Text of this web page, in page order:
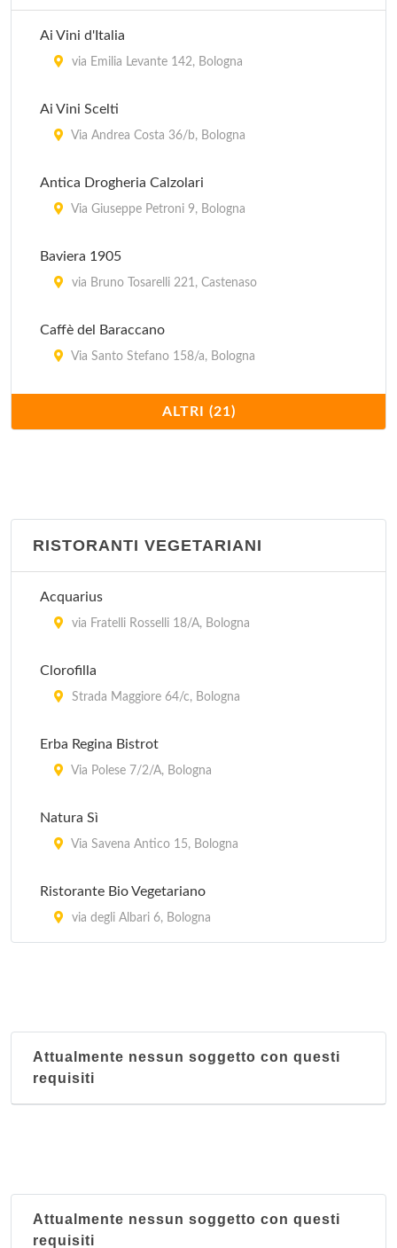
Ai Vini d'Italia
via Emilia Levante 142, Bologna
Ai Vini Scelti
Via Andrea Costa 36/b, Bologna
Antica Drogheria Calzolari
Via Giuseppe Petroni 9, Bologna
Baviera 1905
via Bruno Tosarelli 221, Castenaso
Caffè del Baraccano
Via Santo Stefano 158/a, Bologna
via Mascarella 4/b, Bologna
Castellucci Enrico
Drogheria Zampa
Enoteca delle Lame
Enoteca Italiana
ALTRI (21)
RISTORANTI VEGETARIANI
Acquarius
via Fratelli Rosselli 18/A, Bologna
Clorofilla
Strada Maggiore 64/c, Bologna
Erba Regina Bistrot
Via Polese 7/2/A, Bologna
Natura Sì
Via Savena Antico 15, Bologna
Ristorante Bio Vegetariano
via degli Albari 6, Bologna
Attualmente nessun soggetto con questi
requisiti
Attualmente nessun soggetto con questi
requisiti